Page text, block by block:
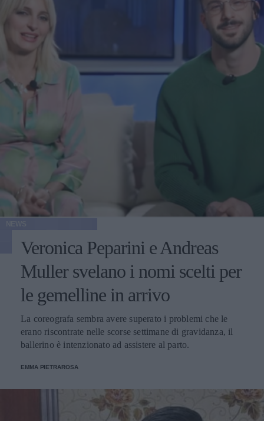
Veronica Peparini e Andreas
Muller svelano i nomi scelti per
le gemelline in arrivo
La coreografa sembra avere superato i problemi che le
erano riscontrate nelle scorse settimane di gravidanza, il
ballerino è intenzionato ad assistere al parto.
EMMA PIETRAROSA